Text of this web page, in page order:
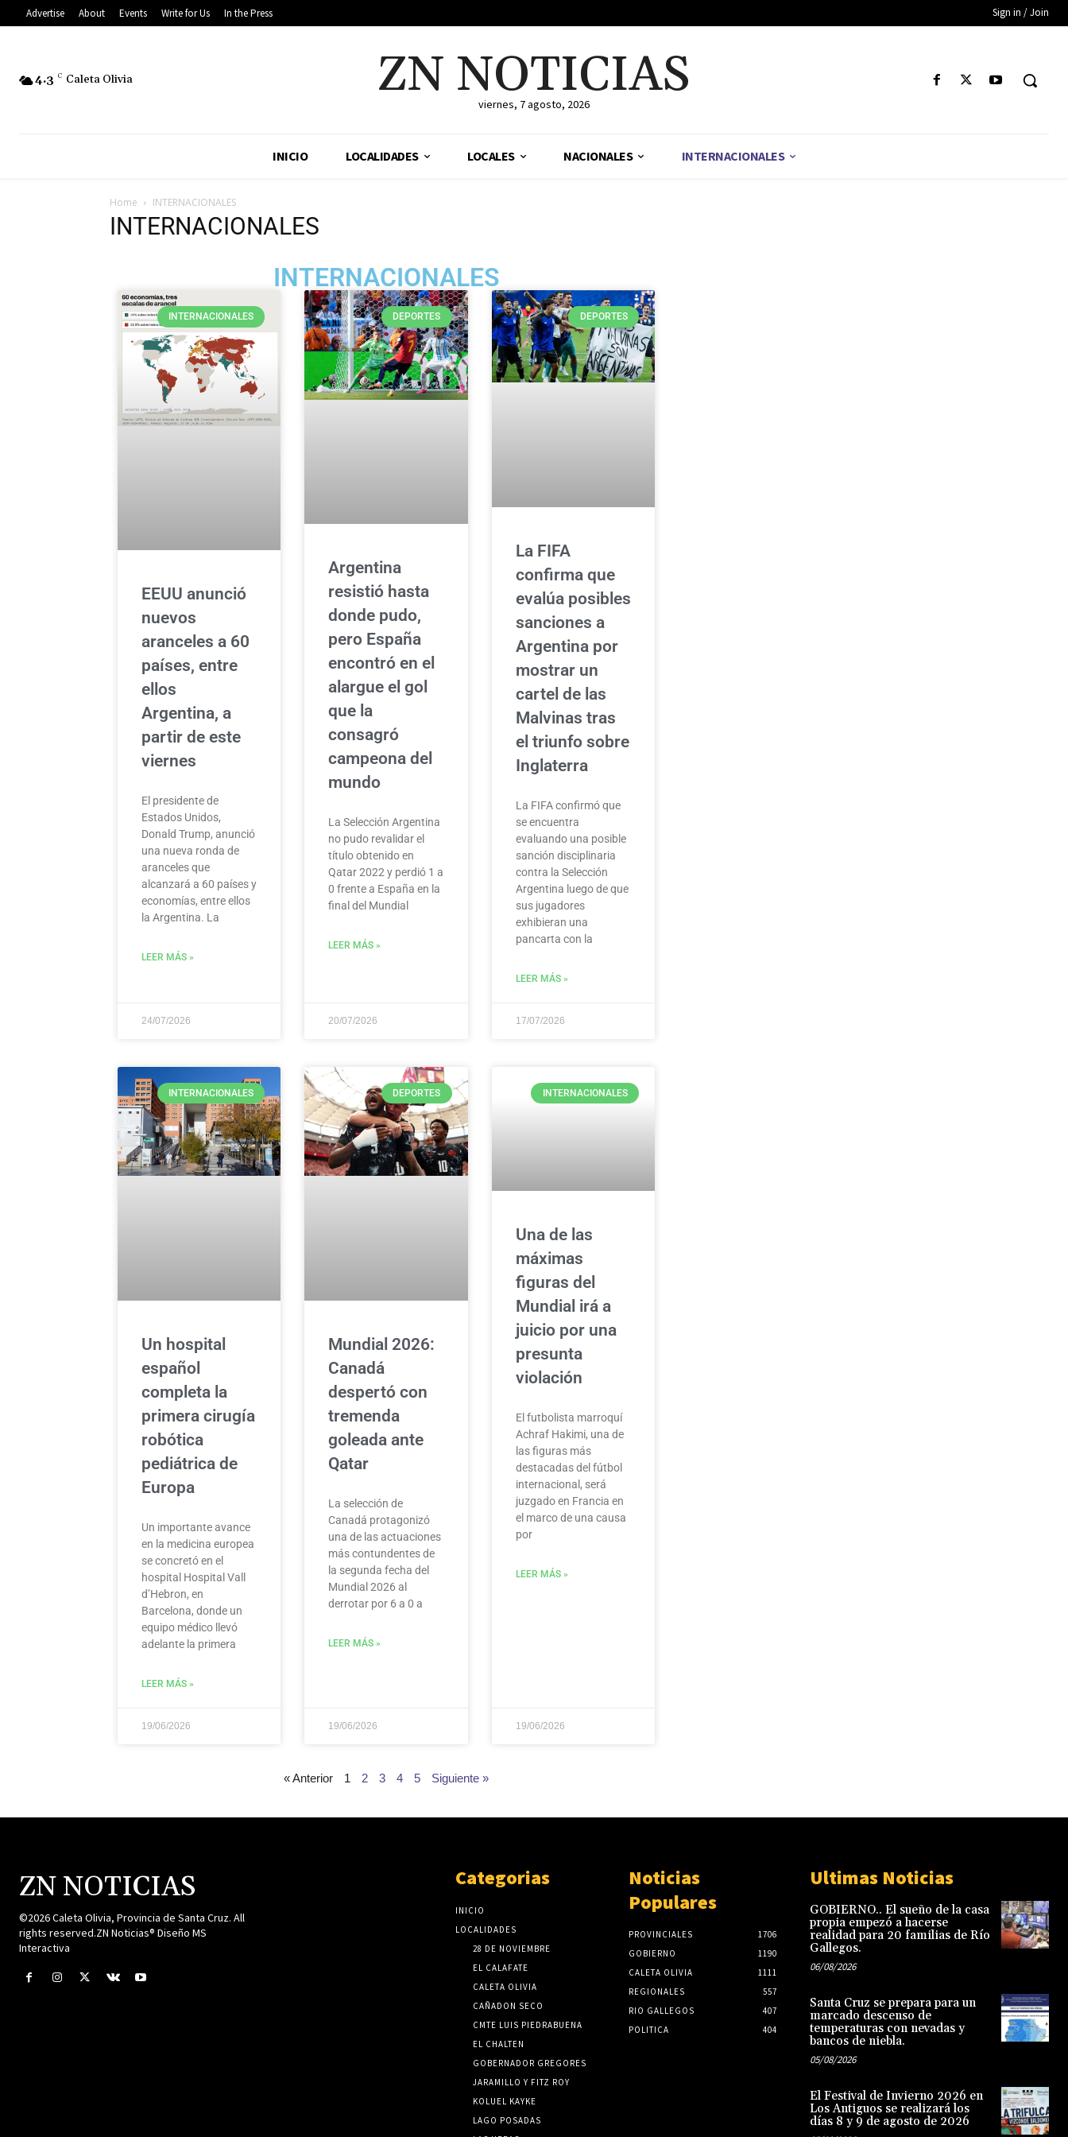
Advertise About Events Write for Us In the Press Sign in / Join
4.3 C Caleta Olivia ZN NOTICIAS
viernes, 7 agosto, 2026
INICIO LOCALIDADES LOCALES NACIONALES INTERNACIONALES
Home INTERNACIONALES
INTERNACIONALES
INTERNACIONALES
INTERNACIONALES
EEUU anunció
nuevos
aranceles a 60
países, entre
ellos
Argentina, a
partir de este
viernes
El presidente de
Estados Unidos,
Donald Trump, anunció
una nueva ronda de
aranceles que
alcanzará a 60 países y
economías, entre ellos
la Argentina. La
LEER MÁS »
24/07/2026
DEPORTES
Argentina
resistió hasta
donde pudo,
pero España
encontró en el
alargue el gol
que la
consagró
campeona del
mundo
La Selección Argentina
no pudo revalidar el
título obtenido en
Qatar 2022 y perdió 1 a
0 frente a España en la
final del Mundial
LEER MÁS »
20/07/2026
DEPORTES
La FIFA
confirma que
evalúa posibles
sanciones a
Argentina por
mostrar un
cartel de las
Malvinas tras
el triunfo sobre
Inglaterra
La FIFA confirmó que
se encuentra
evaluando una posible
sanción disciplinaria
contra la Selección
Argentina luego de que
sus jugadores
exhibieran una
pancarta con la
LEER MÁS »
17/07/2026
INTERNACIONALES
Un hospital
español
completa la
primera cirugía
robótica
pediátrica de
Europa
Un importante avance
en la medicina europea
se concretó en el
hospital Hospital Vall
d’Hebron, en
Barcelona, donde un
equipo médico llevó
adelante la primera
LEER MÁS »
19/06/2026
DEPORTES
Mundial 2026:
Canadá
despertó con
tremenda
goleada ante
Qatar
La selección de
Canadá protagonizó
una de las actuaciones
más contundentes de
la segunda fecha del
Mundial 2026 al
derrotar por 6 a 0 a
LEER MÁS »
19/06/2026
INTERNACIONALES
Una de las
máximas
figuras del
Mundial irá a
juicio por una
presunta
violación
El futbolista marroquí
Achraf Hakimi, una de
las figuras más
destacadas del fútbol
internacional, será
juzgado en Francia en
el marco de una causa
por
LEER MÁS »
19/06/2026
« Anterior 1 2 3 4 5 Siguiente »
ZN NOTICIAS
©2026 Caleta Olivia, Provincia de Santa Cruz. All
rights reserved.ZN Noticias® Diseño MS
Interactiva
Categorias
INICIO
LOCALIDADES
28 DE NOVIEMBRE
EL CALAFATE
CALETA OLIVIA
CAÑADON SECO
CMTE LUIS PIEDRABUENA
EL CHALTEN
GOBERNADOR GREGORES
JARAMILLO Y FITZ ROY
KOLUEL KAYKE
LAGO POSADAS
Noticias
Populares
PROVINCIALES
1706
GOBIERNO
1190
CALETA OLIVIA
1111
REGIONALES
557
RIO GALLEGOS
407
POLITICA
404
Ultimas Noticias
GOBIERNO.. El sueño de la casa
propia empezó a hacerse
realidad para 20 familias de Río
Gallegos.
06/08/2026
Santa Cruz se prepara para un
marcado descenso de
temperaturas con nevadas y
bancos de niebla.
05/08/2026
El Festival de Invierno 2026 en
Los Antiguos se realizará los
días 8 y 9 de agosto de 2026